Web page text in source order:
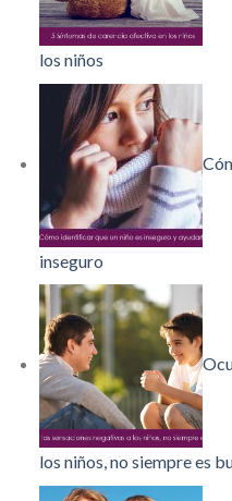
los niños
inseguro
los niños, no siempre es